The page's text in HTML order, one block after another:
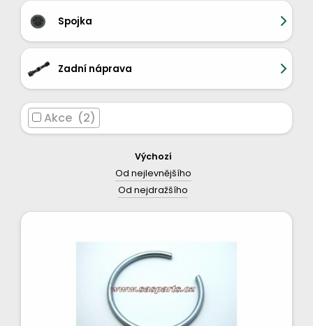
Spojka
Zadní náprava
Akce (2)
Výchozí
Od nejlevnějšího
Od nejdražšího